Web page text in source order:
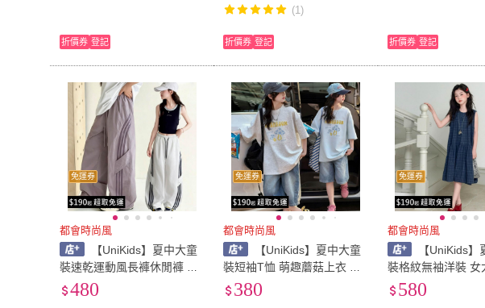
折價券 登記
(1)
折價券 登記 折價券 登記
免運券
都會時尚風
【UniKids】夏中大童
裝速乾運動風長褲休閒褲 女
大童裝 CVK60(白 藏青 紫)
480
免運券
都會時尚風
【UniKids】夏中大童
裝短袖T恤 萌趣蘑菇上衣 女
大童裝 CVXFS99684(藍 花
380
免運券
都會時尚風
【UniKids
裝格紋無袖洋裝 女
VAJ2630(藏青)
580